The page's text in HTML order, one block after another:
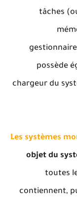
tâches
possède
chargeur du
Les systèmes
objet du
toutes
contiennent,